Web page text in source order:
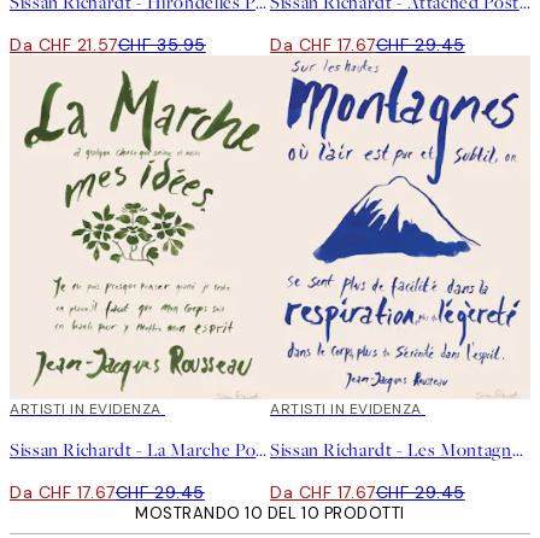
Da CHF 21.57CHF 35.95 Da CHF 17.67CHF 29.45
40%*
ARTISTI IN EVIDENZA
Sissan Richardt - La Marche Poster
Da CHF 17.67CHF 29.45
40%*
ARTISTI IN EVIDENZA
Sissan Richardt - Les Montagnes Poster
Da CHF 17.67CHF 29.45
MOSTRANDO 10 DEL 10 PRODOTTI